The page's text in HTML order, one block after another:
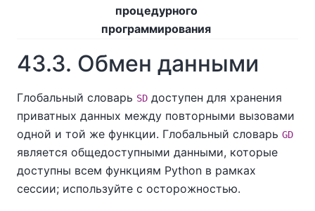
процедурного
программирования
43.3. Обмен данными
Глобальный словарь SD доступен для хранения
приватных данных между повторными вызовами
одной и той же функции. Глобальный словарь GD
является общедоступными данными, которые
доступны всем функциям Python в рамках
сессии; используйте с осторожностью.